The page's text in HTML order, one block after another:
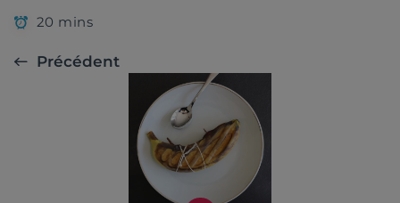
20 mins
Précédent